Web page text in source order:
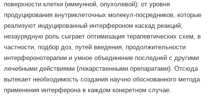
поверхности клетки (иммунной, опухолевой); от уровня
продуцирования внутриклеточных молекул-посредников, которые
реализуют индуцированный интерфероном каскад реакций;
незаурядную роль сыграет оптимизация терапевтических схем, в
частности, подбор доз, путей введения, продолжительности
интерферонотерапии и умное объединение последней с другими
лечебными действиями (лекарственными препаратами). Отсюда
вытекает необходимость создания научно обоснованного метода
применения интерферона в каждом конкретном случае.